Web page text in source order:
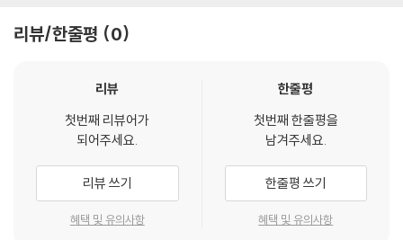
이 차이는 상황이 아니라 내면에서 만들어진다.
세상이 나를 행복하게 만드는 것이 아니라
내가 나를 행복하게 만든다.
사람을 바꾸려는 시도는 대부분
실망으로 끝난다.
인간의 성격은 결심이나 각오로 바뀌지 않는다.
이제는 남겨야 한다. 이 책은 쇼펜하우어의 문장을 삶을 버텨내는 기준으
도하게 기대하지 않게 되고 행복을 과장하지 않으며 관계와 고통을 개인의
리뷰/한줄평 0
리뷰
첫번째 리뷰어가
되어주세요.
리뷰 쓰기
혜택 및 유의사항
한줄평
첫번째 한줄평을
남겨주세요.
한줄평 쓰기
혜택 및 유의사항